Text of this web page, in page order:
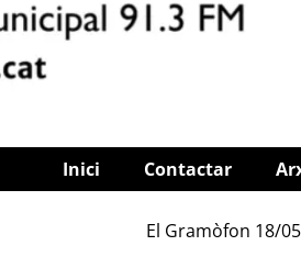
Inici Contactar
El Gramòfon 18/